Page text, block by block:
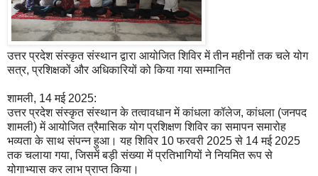
उत्तर प्रदेश संस्कृत संस्थान द्वारा आयोजित शिविर में तीन महीनों तक चले योग
सत्र, प्रशिक्षकों और अधिकारियों को किया गया सम्मानित
शामली, 14 मई 2025:
उत्तर प्रदेश संस्कृत संस्थान के तत्वावधान में कांधला कॉलेज, कांधला (जनपद
शामली) में आयोजित त्रैमासिक योग प्रशिक्षण शिविर का समापन समारोह
भव्यता के साथ संपन्न हुआ। यह शिविर 10 फरवरी 2025 से 14 मई 2025
तक चलाया गया, जिसमें बड़ी संख्या में प्रतिभागियों ने नियमित रूप से
योगाभ्यास कर लाभ प्राप्त किया।